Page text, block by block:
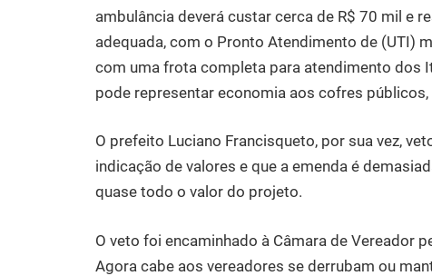
ambulância deverá custar cerca de R$ 70 mil e
adequada, com o Pronto Atendimento de (UTI)
com uma frota completa para atendimento dos
pode representar economia aos cofres
O prefeito Luciano Francisqueto, por sua vez,
indicação de valores e que a emenda é
quase todo o valor do projeto.
O veto foi encaminhado à Câmara de Vereador
Agora cabe aos vereadores se derrubam ou